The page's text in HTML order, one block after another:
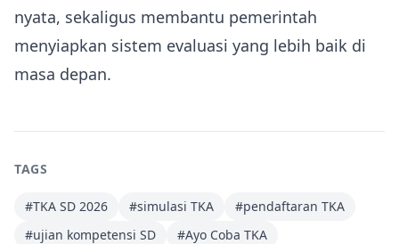
nyata, sekaligus membantu pemerintah
menyiapkan sistem evaluasi yang lebih baik di
masa depan.
TAGS
#TKA SD 2026 #simulasi TKA #pendaftaran TKA
#ujian kompetensi SD #Ayo Coba TKA